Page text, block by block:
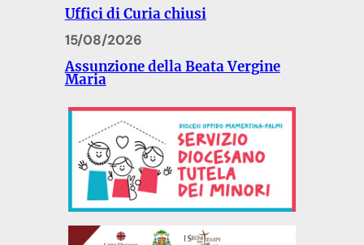
Uffici di Curia chiusi
15/08/2026
Assunzione della Beata Vergine
Maria